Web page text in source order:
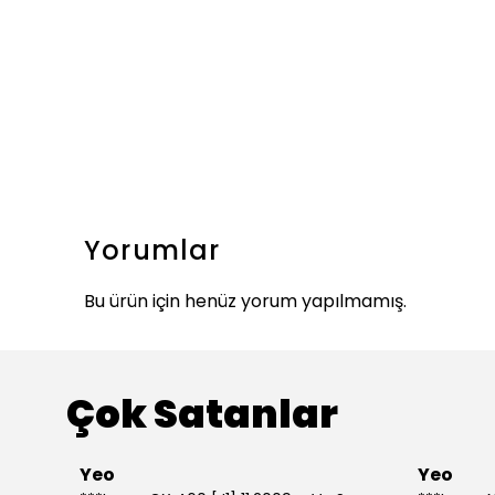
Yorumlar
Bu ürün için henüz yorum yapılmamış.
Çok Satanlar
Yeo Yeo